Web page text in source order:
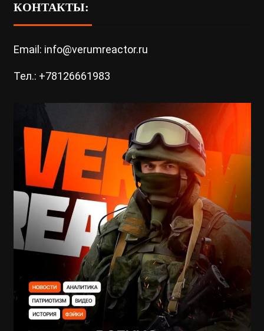
КОНТАКТЫ:
Email: info@verumreactor.ru
Тел.: +78126661983